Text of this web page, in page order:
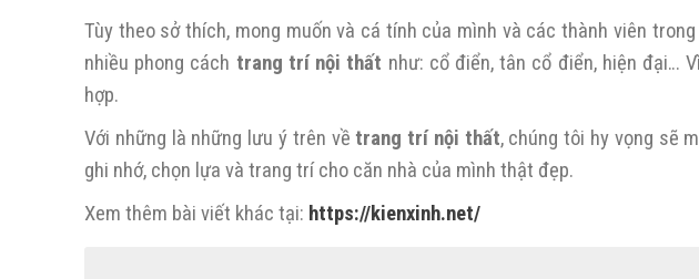
Tùy theo sở thích, mong muốn và cá tính của mình và các thành viên
nhiều phong cách trang trí nội thất như: cổ điển, tân cổ điển, hiện đại…
hợp.
Với những là những lưu ý trên về trang trí nội thất, chúng tôi hy vọng sẽ
ghi nhớ, chọn lựa và trang trí cho căn nhà của mình thật đẹp.
Xem thêm bài viết khác tại: https://kienxinh.net/